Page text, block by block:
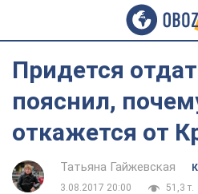
Придется
пояснил,
откажется от
Татьяна Гайжевская
3.08.2017 20:00
51,3 т.